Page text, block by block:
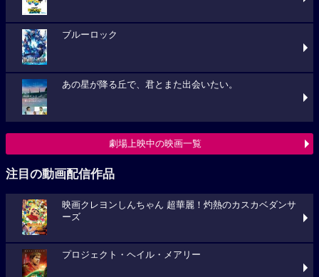
ブルーロック
あの星が降る丘で、君とまた出会いたい。
劇場上映中の映画一覧
注目の動画配信作品
映画クレヨンしんちゃん 超華麗！灼熱のカスカベダンサ
ーズ
プロジェクト・ヘイル・メアリー